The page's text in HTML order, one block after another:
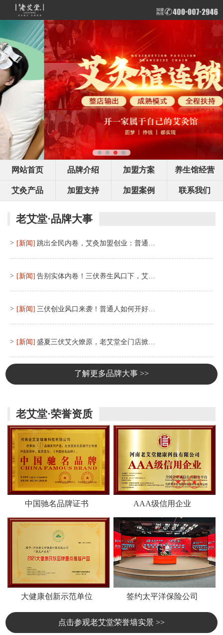
网站首页 品牌介绍 加盟方案 养生馆经营
艾灸产品 加盟支持 加盟案例 联系我们
老艾堂·品牌大事
> [新闻] 跳出全民内卷，艾灸加盟创业：普通…
> [新闻] 告别实体内卷！三伏养生风口下，艾…
> [新闻] 三伏创业风口来袭！普通人如何开好…
> [新闻] 盛夏三伏艾火燎原，老艾堂全门店掀…
了解更多品牌大事 >>
老艾堂·荣誉资质
中国驰名品牌证书 AAA级信用企业
大健康创新示范单位 签约太平洋保险公司
点击参观老艾堂荣誉墙实景 >>